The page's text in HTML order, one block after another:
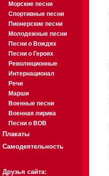
Морские песни
Спортивные песни
Пионерские песни
Молодежные песни
Песни о Вождях
Песни о Героях
Революционные
Интернационал
Речи
Марши
Военные песни
Военная лирика
Песни о ВОВ
Плакаты
Самодеятельность
Друзья сайта: